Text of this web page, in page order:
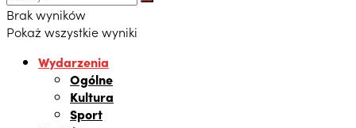
Brak wyników
Pokaż wszystkie wyniki
Wydarzenia
Ogólne
Kultura
Sport